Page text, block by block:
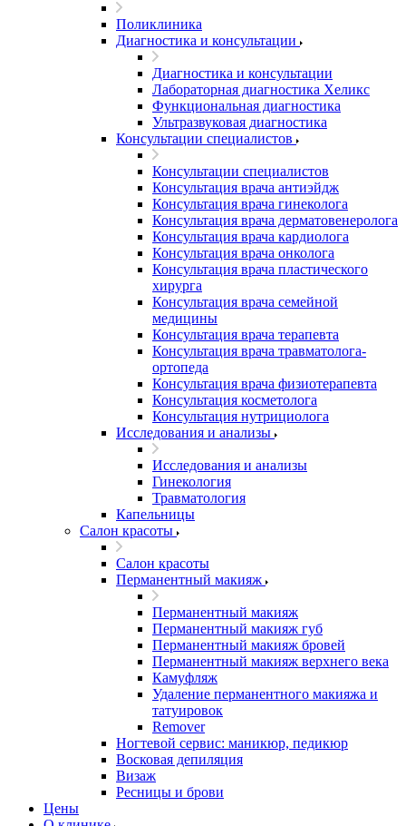
Поликлиника
Диагностика и консультации
Диагностика и консультации
Лабораторная диагностика Хеликс
Функциональная диагностика
Ультразвуковая диагностика
Консультации специалистов
Консультации специалистов
Консультация врача антиэйдж
Консультация врача гинеколога
Консультация врача дерматовенеролога
Консультация врача кардиолога
Консультация врача онколога
Консультация врача пластического
хирурга
Консультация врача семейной
медицины
Консультация врача терапевта
Консультация врача травматолога-
ортопеда
Консультация врача физиотерапевта
Консультация косметолога
Консультация нутрициолога
Исследования и анализы
Исследования и анализы
Гинекология
Травматология
Капельницы
Салон красоты
Салон красоты
Перманентный макияж
Перманентный макияж
Перманентный макияж губ
Перманентный макияж бровей
Перманентный макияж верхнего века
Камуфляж
Удаление перманентного макияжа и
татуировок
Remover
Ногтевой сервис: маникюр, педикюр
Восковая депиляция
Визаж
Ресницы и брови
Цены